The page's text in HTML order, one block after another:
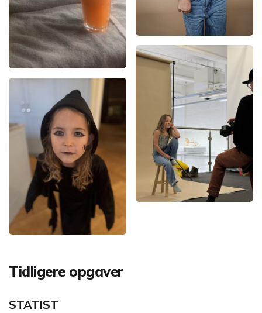
Tidligere opgaver
STATIST